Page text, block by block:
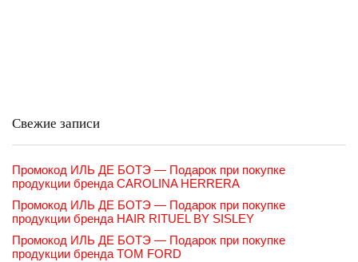
Свежие записи
Промокод ИЛЬ ДЕ БОТЭ — Подарок при покупке
продукции бренда CAROLINA HERRERA
Промокод ИЛЬ ДЕ БОТЭ — Подарок при покупке
продукции бренда HAIR RITUEL BY SISLEY
Промокод ИЛЬ ДЕ БОТЭ — Подарок при покупке
продукции бренда TOM FORD